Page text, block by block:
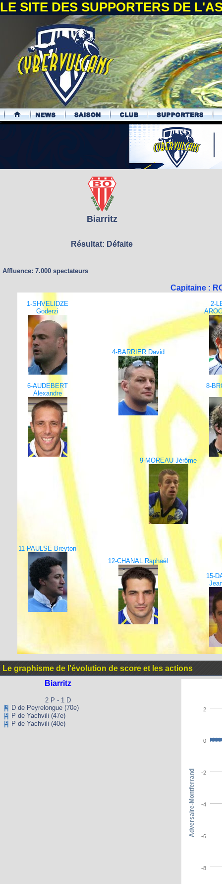
LE SITE DES SUPPORTERS DE
.
Biarritz
Résultat: Défaite
Affluence: 7.000 spectateurs
Capitaine :
1-SHVELIDZE
Goderzi
2-
4-BARRIER David
6-AUDEBERT
Alexandre
8-
9-MOREAU Jérôme
11-PAULSE Breyton
12-CHANAL Raphaël
15-
Le graphisme de l'évolution de score et les actions
Biarritz
2 P - 1 D
D de Peyrelongue (70e)
P de Yachvili (47e)
P de Yachvili (40e)
-8
-6
-4
-2
0
2
Adversaire-Montferrand